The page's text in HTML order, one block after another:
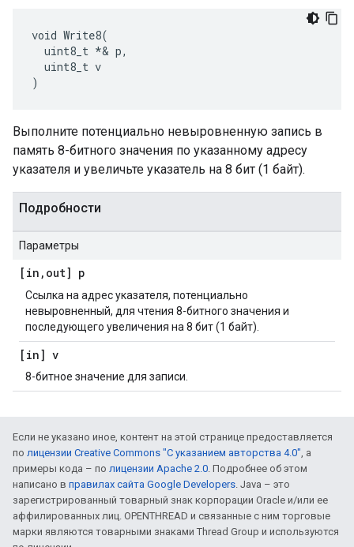
void Write8(
  uint8_t *& p,
  uint8_t v
)
Выполните потенциально невыровненную запись в
память 8-битного значения по указанному адресу
указателя и увеличьте указатель на 8 бит (1 байт).
Подробности
Параметры
[in , out] p
Ссылка на адрес указателя, потенциально
невыровненный, для чтения 8-битного значения и
последующего увеличения на 8 бит (1 байт).
[in] v
8-битное значение для записи.
Если не указано иное, контент на этой странице предоставляется
по лицензии Creative Commons "С указанием авторства 4.0", а
примеры кода – по лицензии Apache 2.0. Подробнее об этом
написано в правилах сайта Google Developers. Java – это
зарегистрированный товарный знак корпорации Oracle и/или ее
аффилированных лиц. OPENTHREAD и связанные с ним торговые
марки являются товарными знаками Thread Group и используются